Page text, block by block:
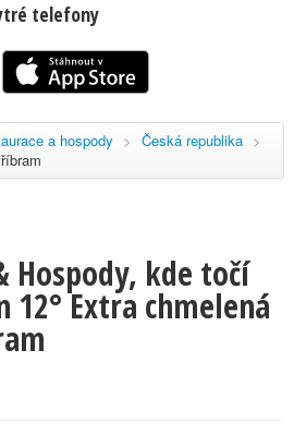
telefony
a hospody > Česká republika >
Hospody, kde točí
12° Extra chmelená